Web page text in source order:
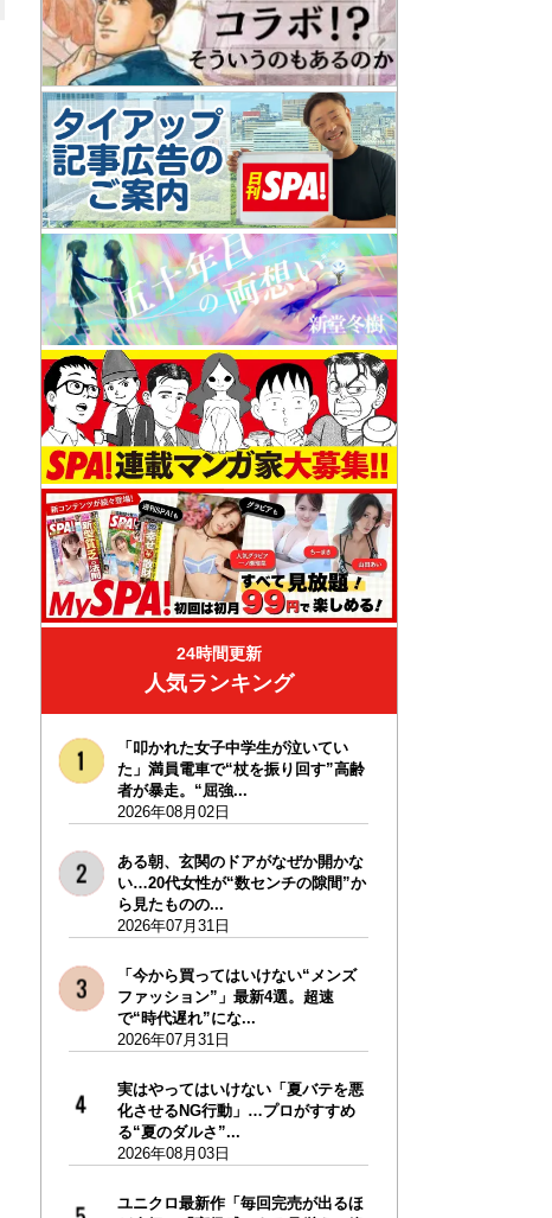
24時間更新
人気ランキング
「叩かれた女子中学生が泣いてい
た」満員電車で“杖を振り回す”高齢
者が暴走。“屈強...
2026年08月02日
ある朝、玄関のドアがなぜか開かな
い…20代女性が“数センチの隙間”か
ら見たものの...
2026年07月31日
「今から買ってはいけない“メンズ
ファッション”」最新4選。超速
で“時代遅れ”にな...
2026年07月31日
実はやってはいけない「夏バテを悪
化させるNG行動」…プロがすすめ
る“夏のダルさ”...
2026年08月03日
ユニクロ最新作「毎回完売が出るほ